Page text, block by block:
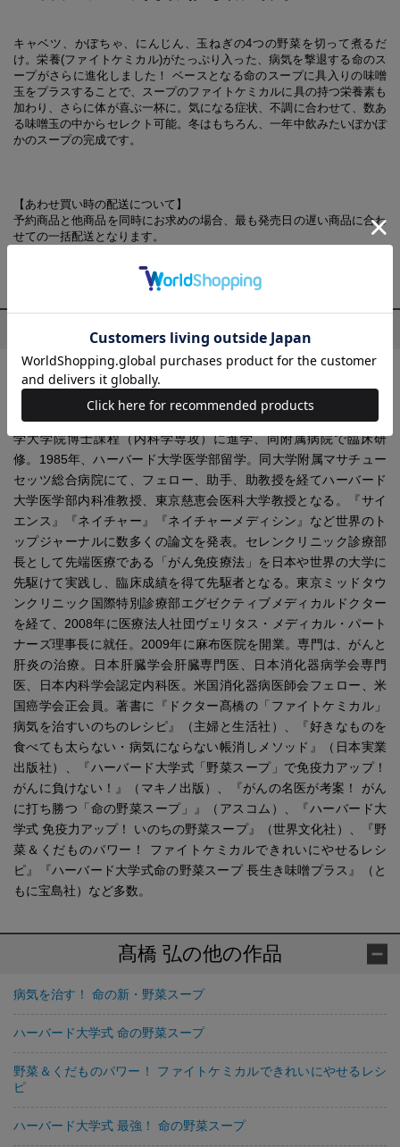
キャベツ、かぼちゃ、にんじん、玉ねぎの4つの野菜を切って煮るだ
け。栄養(ファイトケミカル)がたっぷり入った、病気を撃退する命のス
ープがさらに進化しました！ ベースとなる命のスープに具入りの味噌
玉をプラスすることで、スープのファイトケミカルに具の持つ栄養素も
加わり、さらに体が喜ぶ一杯に。気になる症状、不調に合わせて、数あ
る味噌玉の中からセレクト可能。冬はもちろん、一年中飲みたいぽかぽ
かのスープの完成です。
【あわせ買い時の配送について】
予約商品と他商品を同時にお求めの場合、最も発売日の遅い商品に合わ
せての一括配送となります。
が、それぞれ個別にお買い求めください。
プロフィール
髙橋 弘(たかはし ひろし)
1951年埼玉県生まれ。医学博士。麻布医院院長。ハーバード大学
医学部内科元准教授。1977年、東京慈恵会医科大学卒業後、同大
学大学院博士課程（内科学専攻）に進学、同附属病院で臨床研
修。1985年、ハーバード大学医学部留学。同大学附属マサチュー
セッツ総合病院にて、フェロー、助手、助教授を経てハーバード
大学医学部内科准教授、東京慈恵会医科大学教授となる。『サイ
エンス』『ネイチャー』『ネイチャーメディシン』など世界のト
ップジャーナルに数多くの論文を発表。セレンクリニック診療部
長として先端医療である「がん免疫療法」を日本や世界の大学に
先駆けて実践し、臨床成績を得て先駆者となる。東京ミッドタウ
ンクリニック国際特別診療部エグゼクティブメディカルドクター
を経て、2008年に医療法人社団ヴェリタス・メディカル・パート
ナーズ理事長に就任。2009年に麻布医院を開業。専門は、がんと
肝炎の治療。日本肝臓学会肝臓専門医、日本消化器病学会専門
医、日本内科学会認定内科医。米国消化器病医師会フェロー、米
国癌学会正会員。著書に『ドクター髙橋の「ファイトケミカル」
病気を治すいのちのレシピ』（主婦と生活社）、『好きなものを
食べても太らない・病気にならない帳消しメソッド』（日本実業
出版社）、『ハーバード大学式「野菜スープ」で免疫力アップ！
がんに負けない！』（マキノ出版）、『がんの名医が考案！ がん
に打ち勝つ「命の野菜スープ」』（アスコム）、『ハーバード大
学式 免疫力アップ！ いのちの野菜スープ』（世界文化社）、『野
菜＆くだものパワー！ ファイトケミカルできれいにやせるレシ
ピ』『ハーバード大学式命の野菜スープ 長生き味噌プラス』（と
もに宝島社）など多数。
髙橋 弘の他の作品
病気を治す！ 命の新・野菜スープ
ハーバード大学式 命の野菜スープ
野菜＆くだものパワー！ ファイトケミカルできれいにやせるレシ
ピ
ハーバード大学式 最強！ 命の野菜スープ